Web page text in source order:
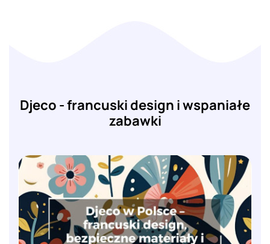
Djeco - francuski design i wspaniałe
zabawki